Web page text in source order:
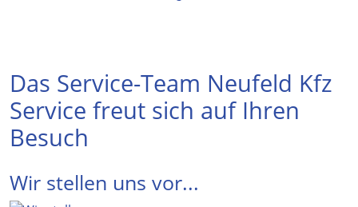
Das Service-Team Neufeld Kfz
Service freut sich auf Ihren
Besuch
Wir stellen uns vor...